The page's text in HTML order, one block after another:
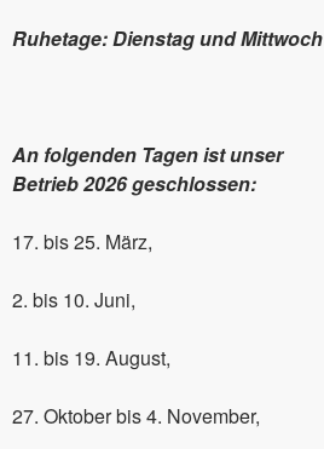
Ruhetage: Dienstag und Mittwoch
An folgenden Tagen ist unser
Betrieb 2026 geschlossen:
17. bis 25. März,
2. bis 10. Juni,
11. bis 19. August,
27. Oktober bis 4. November,